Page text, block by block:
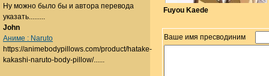
Fuyou Kaede
Ваше имя пресводиним
Ну можно было бы и автора перевода
указать.........
John
Аниме : Naruto
https://animebodypillows.com/product/hatake-
kakashi-naruto-body-pillow/......